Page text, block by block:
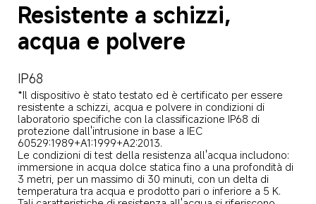
Resistente a schizzi,
acqua e polvere
IP68
*Il dispositivo è stato testato ed è certificato per essere
resistente a schizzi, acqua e polvere in condizioni di
laboratorio specifiche con la classificazione IP68 di
protezione dall'intrusione in base a IEC
60529:1989+A1:1999+A2:2013.
Le condizioni di test della resistenza all'acqua includono:
immersione in acqua dolce statica fino a una profondità di
3 metri, per un massimo di 30 minuti, con un delta di
temperatura tra acqua e prodotto pari o inferiore a 5 K.